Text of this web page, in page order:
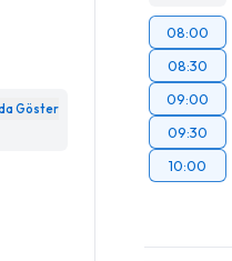
Göster
08:00
08:30
09:00
09:30
10:00